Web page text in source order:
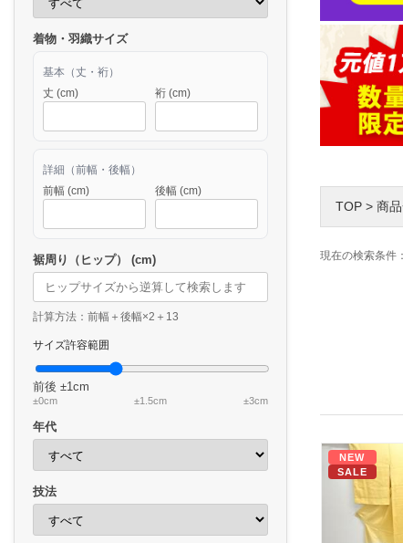
着物・羽織サイズ
基本（丈・裄）
丈 (cm)
裄 (cm)
詳細（前幅・後幅）
前幅 (cm)
後幅 (cm)
裾周り（ヒップ） (cm)
計算方法：前幅＋後幅×2＋13
サイズ許容範囲
前後 ±1cm
±0cm ±1.5cm ±3cm
年代
技法
TOP > 商
現在の検索条件：
NEW
SALE